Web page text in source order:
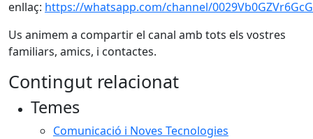
enllaç: https://whatsapp.com/channel/
Us animem a compartir el canal amb tots els vostres
familiars, amics, i contactes.
Contingut relacionat
Temes
Comunicació i Noves Tecnologies